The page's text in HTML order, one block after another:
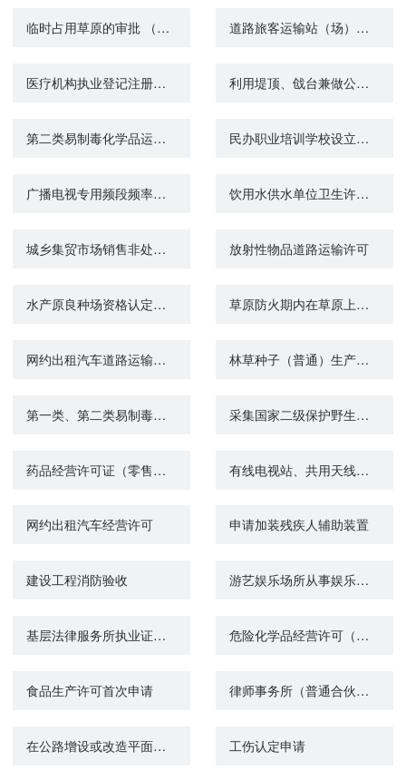
临时占用草原的审批 （临时占用草原超过15公顷） 道路旅客运输站（场）经营许可
医疗机构执业登记注册（变更） 利用堤顶、戗台兼做公路审批
第二类易制毒化学品运输许可 民办职业培训学校设立审批
广播电视专用频段频率使用许可证（甲类）核发 饮用水供水单位卫生许可（新办、延续）
城乡集贸市场销售非处方药品审批 放射性物品道路运输许可
水产原良种场资格认定情况咨询 草原防火期内在草原上进行爆破、勘察和施工等活动审批
网约出租汽车道路运输证配发 林草种子（普通）生产经营许可证核发
第一类、第二类易制毒化学品运输许可办理进度查询 采集国家二级保护野生植物（农业类）审批
药品经营许可证（零售）变更（登记事项） 有线电视站、共用天线系统设计（安装）许可证核发
网约出租汽车经营许可 申请加装残疾人辅助装置
建设工程消防验收 游艺娱乐场所从事娱乐场所经营活动的延续
基层法律服务所执业证核验 危险化学品经营许可（延期）
食品生产许可首次申请 律师事务所（普通合伙所）变更许可
在公路增设或改造平面交叉道口审批 工伤认定申请